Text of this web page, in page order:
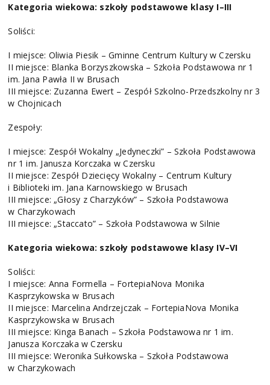
Kategoria wiekowa: szkoły podstawowe klasy I–III
Soliści:
I miejsce: Oliwia Piesik – Gminne Centrum Kultury w Czersku
II miejsce: Blanka Borzyszkowska – Szkoła Podstawowa nr 1
im. Jana Pawła II w Brusach
III miejsce: Zuzanna Ewert – Zespół Szkolno-Przedszkolny nr 3
w Chojnicach
Zespoły:
I miejsce: Zespół Wokalny „Jedyneczki” – Szkoła Podstawowa
nr 1 im. Janusza Korczaka w Czersku
II miejsce: Zespół Dziecięcy Wokalny – Centrum Kultury
i Biblioteki im. Jana Karnowskiego w Brusach
III miejsce: „Głosy z Charzyków” – Szkoła Podstawowa
w Charzykowach
III miejsce: „Staccato” – Szkoła Podstawowa w Silnie
Kategoria wiekowa: szkoły podstawowe klasy IV–VI
Soliści:
I miejsce: Anna Formella – FortepiaNova Monika
Kasprzykowska w Brusach
II miejsce: Marcelina Andrzejczak – FortepiaNova Monika
Kasprzykowska w Brusach
III miejsce: Kinga Banach – Szkoła Podstawowa nr 1 im.
Janusza Korczaka w Czersku
III miejsce: Weronika Sułkowska – Szkoła Podstawowa
w Charzykowach